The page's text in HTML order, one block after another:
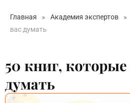
Главная » Академия экспертов »
вас думать
50 книг, которые
думать